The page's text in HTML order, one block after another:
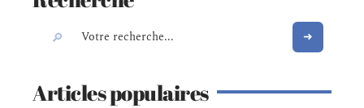
Articles populaires